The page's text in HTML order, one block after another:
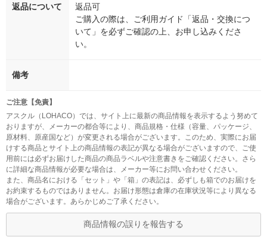
返品について
返品可
ご購入の際は、ご利用ガイド「返品・交換につ
いて」を必ずご確認の上、お申し込みくださ
い。
備考
ご注意【免責】
アスクル（LOHACO）では、サイト上に最新の商品情報を表示するよう努めて
おりますが、メーカーの都合等により、商品規格・仕様（容量、パッケージ、
原材料、原産国など）が変更される場合がございます。このため、実際にお届
けする商品とサイト上の商品情報の表記が異なる場合がございますので、ご使
用前には必ずお届けした商品の商品ラベルや注意書きをご確認ください。さら
に詳細な商品情報が必要な場合は、メーカー等にお問い合わせください。
また、商品名における「セット」や「箱」の表記は、必ずしも箱でのお届けを
お約束するものではありません。お届け形態は倉庫の在庫状況等により異なる
場合がございます。あらかじめご了承ください。
商品情報の誤りを報告する